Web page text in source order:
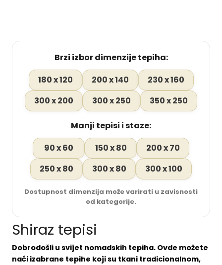
Brzi izbor dimenzije tepiha:
180 x 120
200 x 140
230 x 160
300 x 200
300 x 250 350 x 250
Manji tepisi i staze:
90 x 60
150 x 80
200 x 70
250 x 80
300 x 80 300 x 100
Dostupnost dimenzija može varirati u zavisnosti
od kategorije.
Shiraz tepisi
Dobrodošli u svijet nomadskih tepiha. Ovde možete
naći izabrane tepihe koji su tkani tradicionalnom,